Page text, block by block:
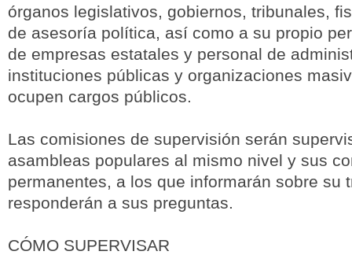
órganos legislativos, gobiernos, tribunales,
de asesoría política, así como a su propio
de empresas estatales y personal de
instituciones públicas y organizaciones
ocupen cargos públicos.
Las comisiones de supervisión serán
asambleas populares al mismo nivel y sus
permanentes, a los que informarán sobre su
responderán a sus preguntas.
CÓMO SUPERVISAR